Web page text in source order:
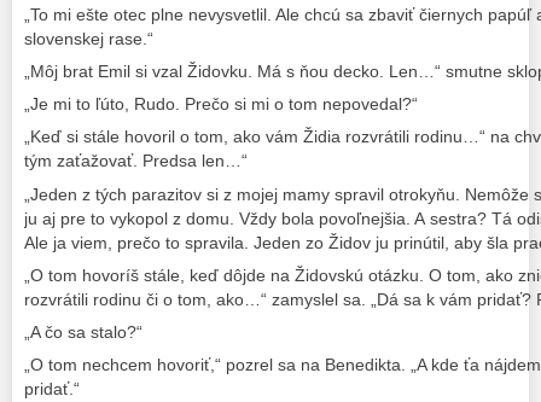
„To mi ešte otec plne nevysvetlil. Ale chcú sa zbaviť čiernych
slovenskej rase.“
„Môj brat Emil si vzal Židovku. Má s ňou decko. Len…“ smutne
„Je mi to ľúto, Rudo. Prečo si mi o tom nepovedal?“
„Keď si stále hovoril o tom, ako vám Židia rozvrátili rodinu…“ na
tým zaťažovať. Predsa len…“
„Jeden z tých parazitov si z mojej mamy spravil otrokyňu.
ju aj pre to vykopol z domu. Vždy bola povoľnejšia. A sestra? Tá
Ale ja viem, prečo to spravila. Jeden zo Židov ju prinútil, aby šla
„O tom hovoríš stále, keď dôjde na Židovskú otázku. O tom, ako
rozvrátili rodinu či o tom, ako…“ zamyslel sa. „Dá sa k vám pridať?
„A čo sa stalo?“
„O tom nechcem hovoriť,“ pozrel sa na Benedikta. „A kde ťa
pridať.“